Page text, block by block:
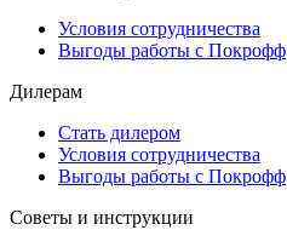
Условия сотрудничества
Выгоды работы с Покрофф
Дилерам
Стать дилером
Условия сотрудничества
Выгоды работы с Покрофф
Советы и инструкции